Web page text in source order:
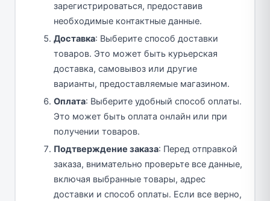
зарегистрироваться, предоставив
необходимые контактные данные.
Доставка: Выберите способ доставки
товаров. Это может быть курьерская
доставка, самовывоз или другие
варианты, предоставляемые магазином.
Оплата: Выберите удобный способ оплаты.
Это может быть оплата онлайн или при
получении товаров.
Подтверждение заказа: Перед отправкой
заказа, внимательно проверьте все данные,
включая выбранные товары, адрес
доставки и способ оплаты. Если все верно,